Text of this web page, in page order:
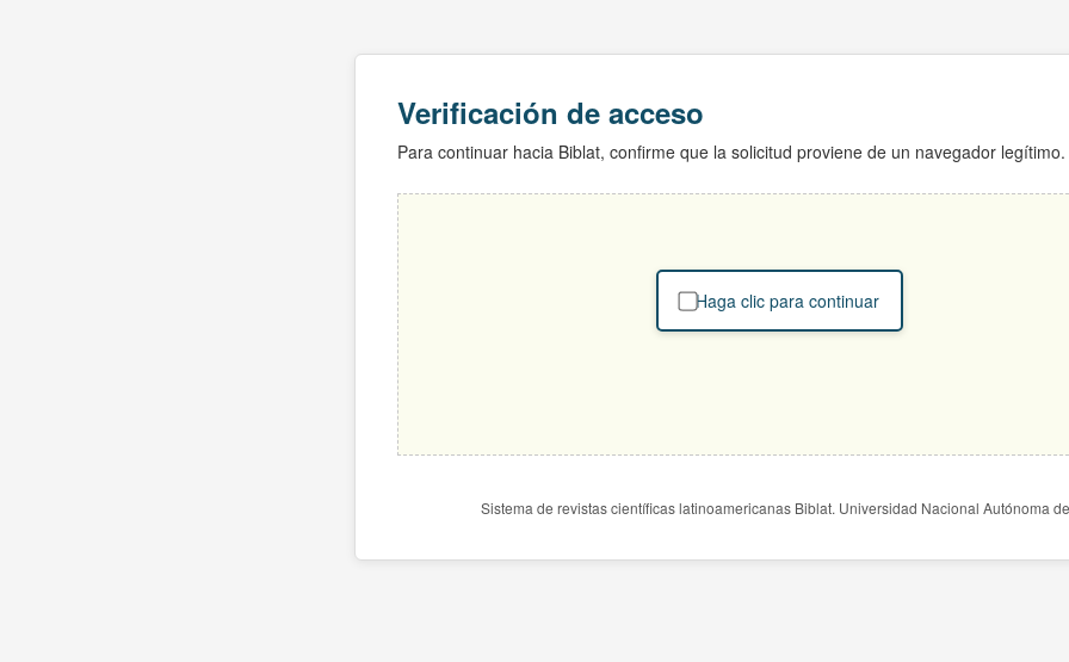
Verificación de acceso
Para continuar hacia Biblat, confirme que la solicitud proviene de un navegador legítimo.
Haga clic para continuar
Sistema de revistas científicas latinoamericanas Biblat. Universidad Nacional Autónoma